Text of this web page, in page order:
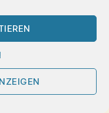
mit Italien erfolgt.
einer
zu
zu